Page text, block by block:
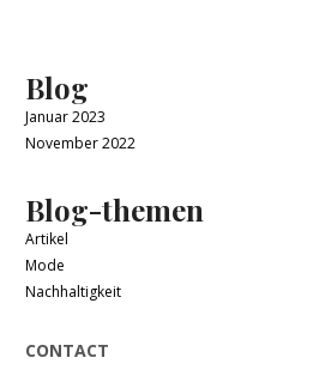
Blog
Januar 2023
November 2022
Blog-themen
Artikel
Mode
Nachhaltigkeit
CONTACT